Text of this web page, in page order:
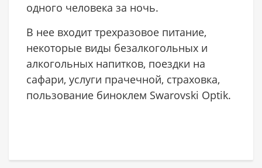
одного человека за ночь.
В нее входит трехразовое питание,
некоторые виды безалкогольных и
алкогольных напитков, поездки на
сафари, услуги прачечной, страховка,
пользование биноклем Swarovski Optik.